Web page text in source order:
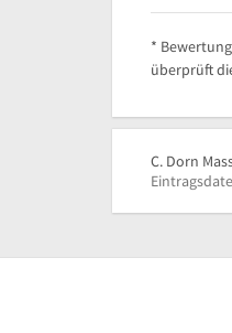
*
überprüft
C. Dorn